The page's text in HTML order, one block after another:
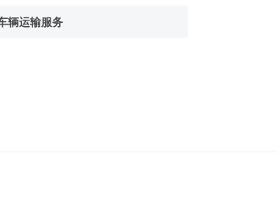
辆运输服务